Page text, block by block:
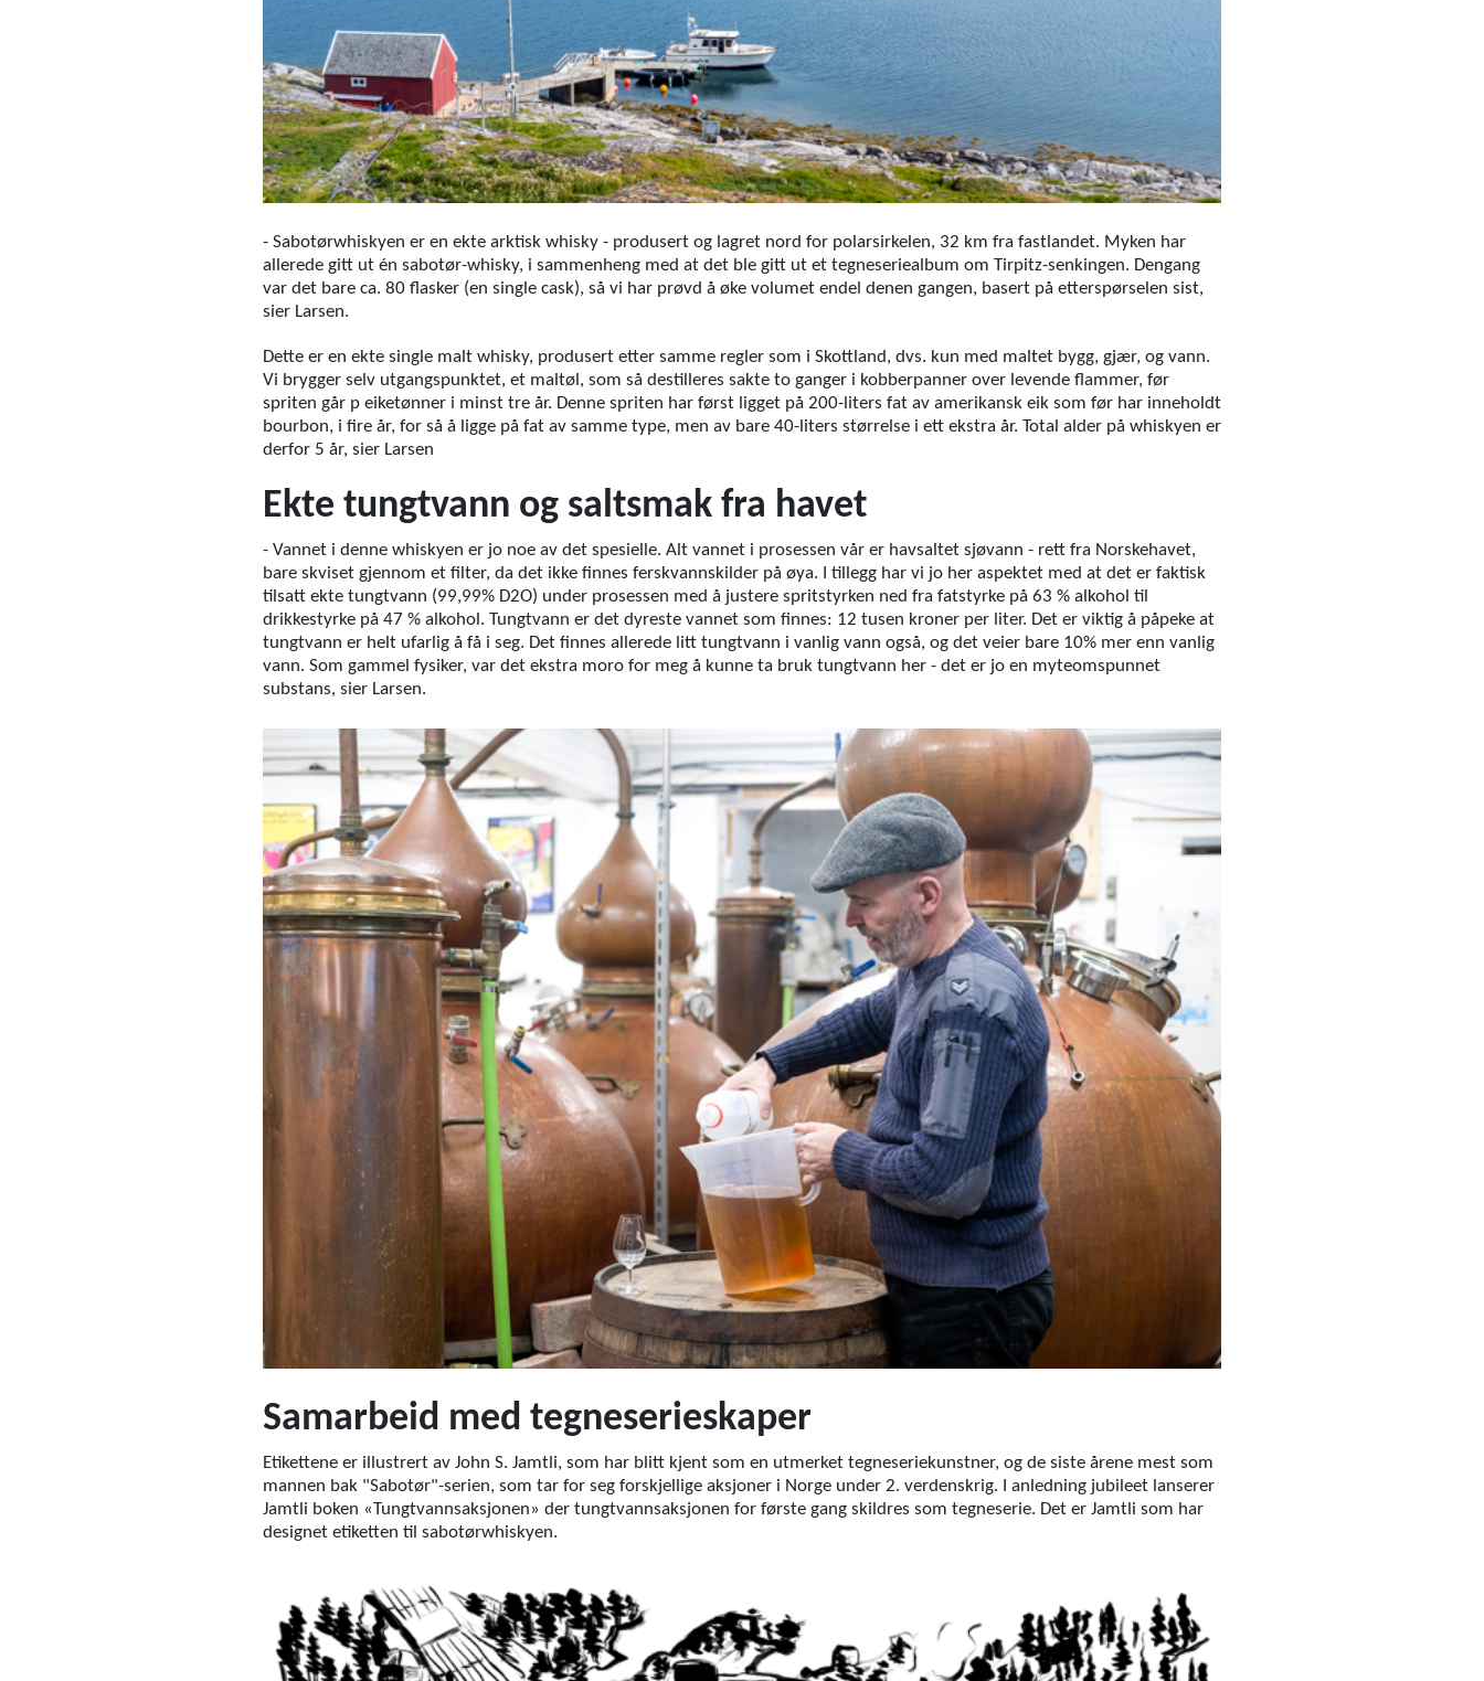
- Sabotørwhiskyen er en ekte arktisk whisky - produsert og lagret nord for polarsirkelen, 32 km fra fastlandet. Myken har
allerede gitt ut én sabotør-whisky, i sammenheng med at det ble gitt ut et tegneseriealbum om Tirpitz-senkingen. Dengang
var det bare ca. 80 flasker (en single cask), så vi har prøvd å øke volumet endel denen gangen, basert på etterspørselen sist,
sier Larsen.
Dette er en ekte single malt whisky, produsert etter samme regler som i Skottland, dvs. kun med maltet bygg, gjær, og vann.
Vi brygger selv utgangspunktet, et maltøl, som så destilleres sakte to ganger i kobberpanner over levende flammer, før
spriten går p eiketønner i minst tre år. Denne spriten har først ligget på 200-liters fat av amerikansk eik som før har inneholdt
bourbon, i fire år, for så å ligge på fat av samme type, men av bare 40-liters størrelse i ett ekstra år. Total alder på whiskyen er
derfor 5 år, sier Larsen
Ekte tungtvann og saltsmak fra havet
- Vannet i denne whiskyen er jo noe av det spesielle. Alt vannet i prosessen vår er havsaltet sjøvann - rett fra Norskehavet,
bare skviset gjennom et filter, da det ikke finnes ferskvannskilder på øya. I tillegg har vi jo her aspektet med at det er faktisk
tilsatt ekte tungtvann (99,99% D2O) under prosessen med å justere spritstyrken ned fra fatstyrke på 63 % alkohol til
drikkestyrke på 47 % alkohol. Tungtvann er det dyreste vannet som finnes: 12 tusen kroner per liter. Det er viktig å påpeke at
tungtvann er helt ufarlig å få i seg. Det finnes allerede litt tungtvann i vanlig vann også, og det veier bare 10% mer enn vanlig
vann. Som gammel fysiker, var det ekstra moro for meg å kunne ta bruk tungtvann her - det er jo en myteomspunnet
substans, sier Larsen.
Samarbeid med tegneserieskaper
Etikettene er illustrert av John S. Jamtli, som har blitt kjent som en utmerket tegneseriekunstner, og de siste årene mest som
mannen bak "Sabotør"-serien, som tar for seg forskjellige aksjoner i Norge under 2. verdenskrig. I anledning jubileet lanserer
Jamtli boken «Tungtvannsaksjonen» der tungtvannsaksjonen for første gang skildres som tegneserie. Det er Jamtli som har
designet etiketten til sabotørwhiskyen.